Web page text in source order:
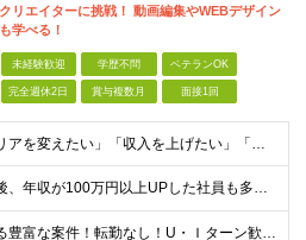
クリエイターに挑戦！ 動画編集やWEBデザイン
も学べる！
未経験歓迎 学歴不問 ベテランOK
完全週休2日 賞与複数月 面接1回
「キャリアを変えたい」「収入を上げたい」「将来に強いスキルを身につけたい」方歓迎！ ・未経験歓迎 ・学歴不問 ・第二新卒歓迎 ＼経験やスキルではなく、“これから”を重視します／ 「今のままでいい
★転職後、年収が100万円以上UPした社員も多数！ 月給25.9万円以上＋諸手当＋賞与年2回＋インセンティブ 【固定残業代について】 なし（残業代は、実際の労働時間に応じて別途全額支給）
★選べる豊富な案件！転勤なし！U・Ｉターン歓迎！ 東京、神奈川、埼玉、千葉、愛知、大阪、兵庫、京都、広島、福岡をはじめとする全国各地のプロジェクト先。 プライム上場、グロース上場企業の大手～ベンチ